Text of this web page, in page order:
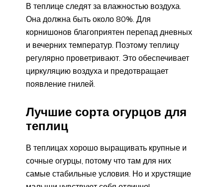
В теплице следят за влажностью воздуха.
Она должна быть около 80%. Для
корнишонов благоприятен перепад дневных
и вечерних температур. Поэтому теплицу
регулярно проветривают. Это обеспечивает
циркуляцию воздуха и предотвращает
появление гнилей.
Лучшие сорта огурцов для
теплиц
В теплицах хорошо выращивать крупные и
сочные огурцы, потому что там для них
самые стабильные условия. Но и хрустящие